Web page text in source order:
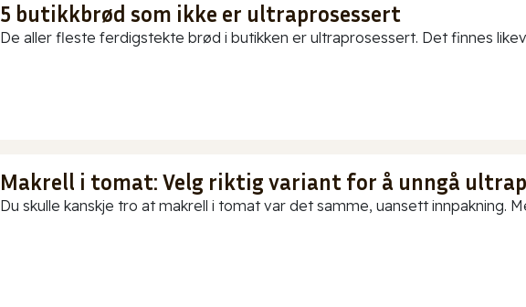
5 butikkbrød som ikke er ultraprosessert
De aller fleste ferdigstekte brød i butikken er ultraprosessert. Det finnes
Makrell i tomat: Velg riktig variant for å unngå
Du skulle kanskje tro at makrell i tomat var det samme, uansett innpakning.